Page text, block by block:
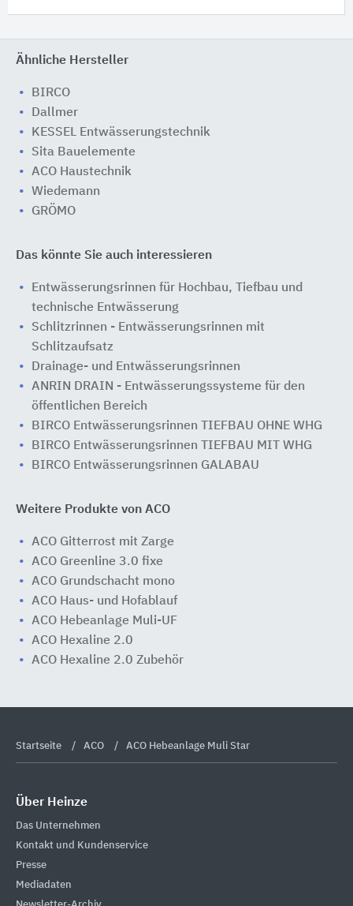
Ähnliche Hersteller
BIRCO
Dallmer
KESSEL Entwässerungstechnik
Sita Bauelemente
ACO Haustechnik
Wiedemann
GRÖMO
Das könnte Sie auch interessieren
Entwässerungsrinnen für Hochbau, Tiefbau und
technische Entwässerung
Schlitzrinnen - Entwässerungsrinnen mit
Schlitzaufsatz
Drainage- und Entwässerungsrinnen
ANRIN DRAIN - Entwässerungssysteme für den
öffentlichen Bereich
BIRCO Entwässerungsrinnen TIEFBAU OHNE WHG
BIRCO Entwässerungsrinnen TIEFBAU MIT WHG
BIRCO Entwässerungsrinnen GALABAU
Weitere Produkte von ACO
ACO Gitterrost mit Zarge
ACO Greenline 3.0 fixe
ACO Grundschacht mono
ACO Haus- und Hofablauf
ACO Hebeanlage Muli-UF
ACO Hexaline 2.0
ACO Hexaline 2.0 Zubehör
Startseite ACO ACO Hebeanlage Muli Star
Über Heinze
Das Unternehmen
Kontakt und Kundenservice
Presse
Mediadaten